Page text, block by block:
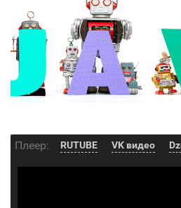
Плеер: RUTUBE VK видео